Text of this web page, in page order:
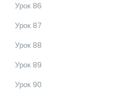
Урок 86
Урок 87
Урок 88
Урок 89
Урок 90